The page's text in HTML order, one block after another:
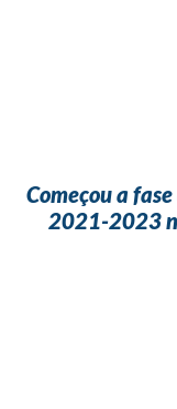
Começou a
2021-2023